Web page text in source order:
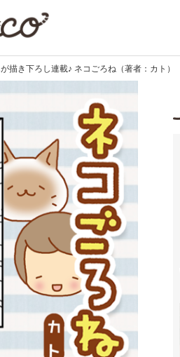
描き下ろし連載♪ ネコごろね（著者：カト）